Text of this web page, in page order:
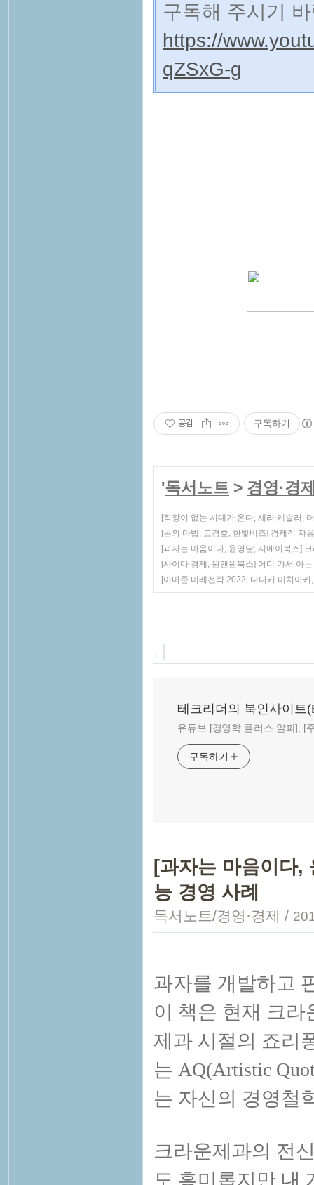
구독해 주시기
https://
qZSxG-g
공감 구독하기
'독서노트 > 경영·경
[직장이 없는 시대가 온다, 새라 케슬러,
[돈의 마법, 고경호, 한빛비즈] 경제적 자
[과자는 마음이다, 윤영달, 지에이북스]
[사이다 경제, 원앤원북스] 어디 가서 아
[아마존 미래전략 2022, 다나카 미치아
, |
테크리더의 북인사이트
유튜브 [경영학 플러스 알파], [
구독하기
[과자는 마음이다,
능 경영 사례
독서노트/경영·경제 /
과자를 개발하고
이 책은 현재 크
제과 시절의 죠리
는 AQ(Artistic
는 자신의 경영철
크라운제과의 전
도 흥미롭지만 내